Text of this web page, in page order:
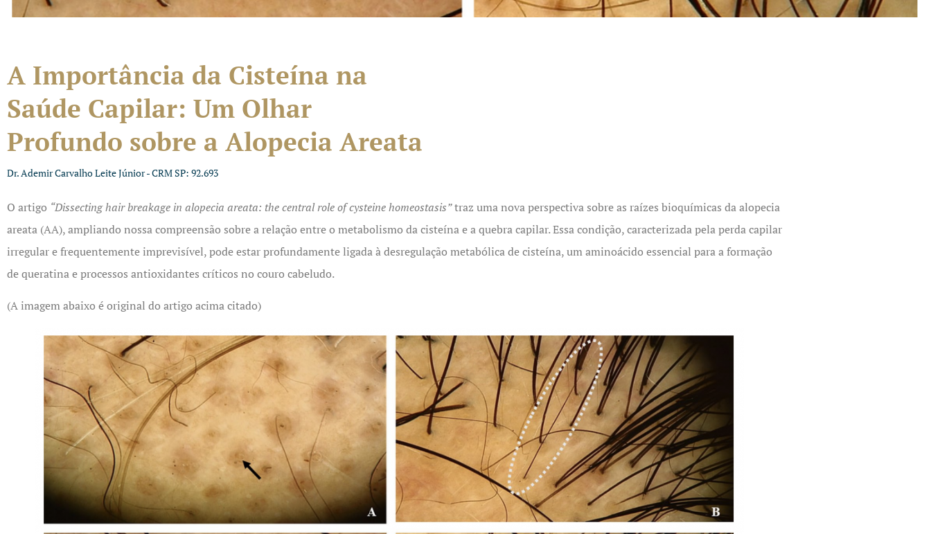
A Importância da Cisteína na
Saúde Capilar: Um Olhar
Profundo sobre a Alopecia Areata
Dr. Ademir Carvalho Leite Júnior - CRM SP: 92.693
O artigo “Dissecting hair breakage in alopecia areata: the central role of cysteine homeostasis”traz uma nova perspectiva sobre as raízes bioquímicas da alopecia
areata (AA), ampliando nossa compreensão sobre a relação entre o metabolismo da cisteína e a quebra capilar. Essa condição, caracterizada pela perda capilar
irregular e frequentemente imprevisível, pode estar profundamente ligada à desregulação metabólica de cisteína, um aminoácido essencial para a formação
de queratina e processos antioxidantes críticos no couro cabeludo.
(A imagem abaixo é original do artigo acima citado)